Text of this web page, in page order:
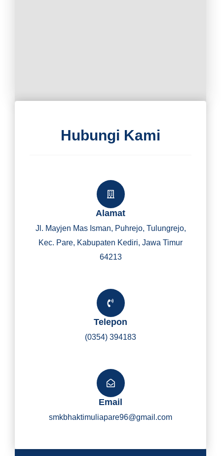
Hubungi Kami
Alamat
Jl. Mayjen Mas Isman, Puhrejo, Tulungrejo,
Kec. Pare, Kabupaten Kediri, Jawa Timur
64213
Telepon
(0354) 394183
Email
smkbhaktimuliapare96@gmail.com